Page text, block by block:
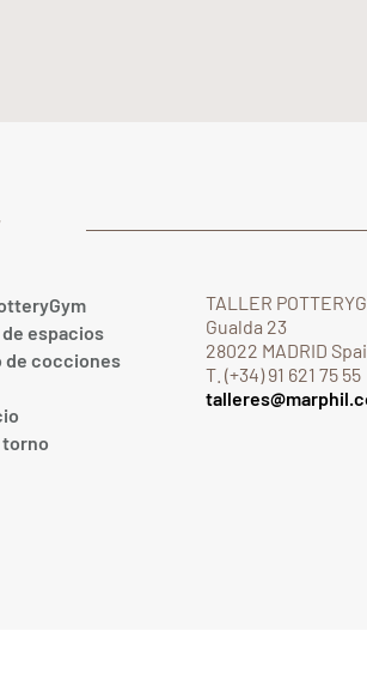
espacios
de cocciones
TALLER
Gualda 23
28022 MADRID
T. (+34) 91 621 75 55